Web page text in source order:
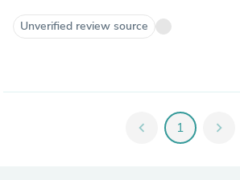
Unverified review source
chevron_left 1 chevron_right